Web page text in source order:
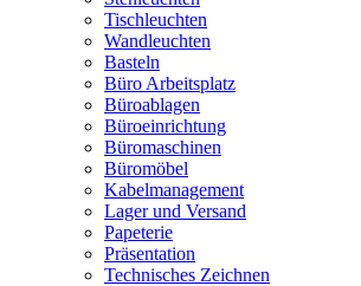
Tischleuchten
Wandleuchten
Basteln
Büro Arbeitsplatz
Büroablagen
Büroeinrichtung
Büromaschinen
Büromöbel
Kabelmanagement
Lager und Versand
Papeterie
Präsentation
Technisches Zeichnen